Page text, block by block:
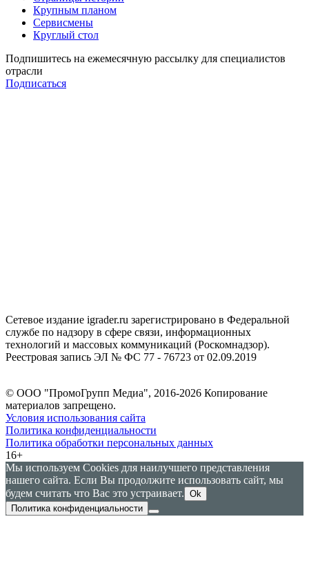
Крупным планом
Сервисмены
Круглый стол
Подпишитесь на ежемесячную рассылку для специалистов
отрасли
Подписаться
Сетевое издание igrader.ru зарегистрировано в Федеральной
службе по надзору в сфере связи, информационных
технологий и массовых коммуникаций (Роскомнадзор).
Реестровая запись ЭЛ № ФС 77 - 76723 от 02.09.2019
© ООО "ПромоГрупп Медиа", 2016-2026 Копирование
материалов запрещено.
Условия использования сайта
Политика конфиденциальности
Политика обработки персональных данных
16+
Мы используем Cookies для наилучшего представления
нашего сайта. Если Вы продолжите использовать сайт, мы
будем считать что Вас это устраивает. Ok
Политика конфиденциальности